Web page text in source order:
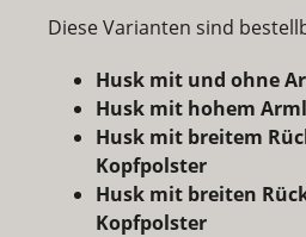
Diese Varianten sind
Husk mit und ohne
Husk mit hohem
Husk mit breitem
Kopfpolster
Husk mit breiten
Kopfpolster